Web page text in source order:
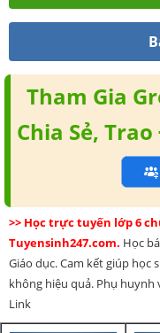
Tham Gia
Chia Sẻ,
>> Học trực tuyến lớp 6
Tuyensinh247.com. Học
Giáo dục. Cam kết giúp học
không hiệu quả. Phụ
Link